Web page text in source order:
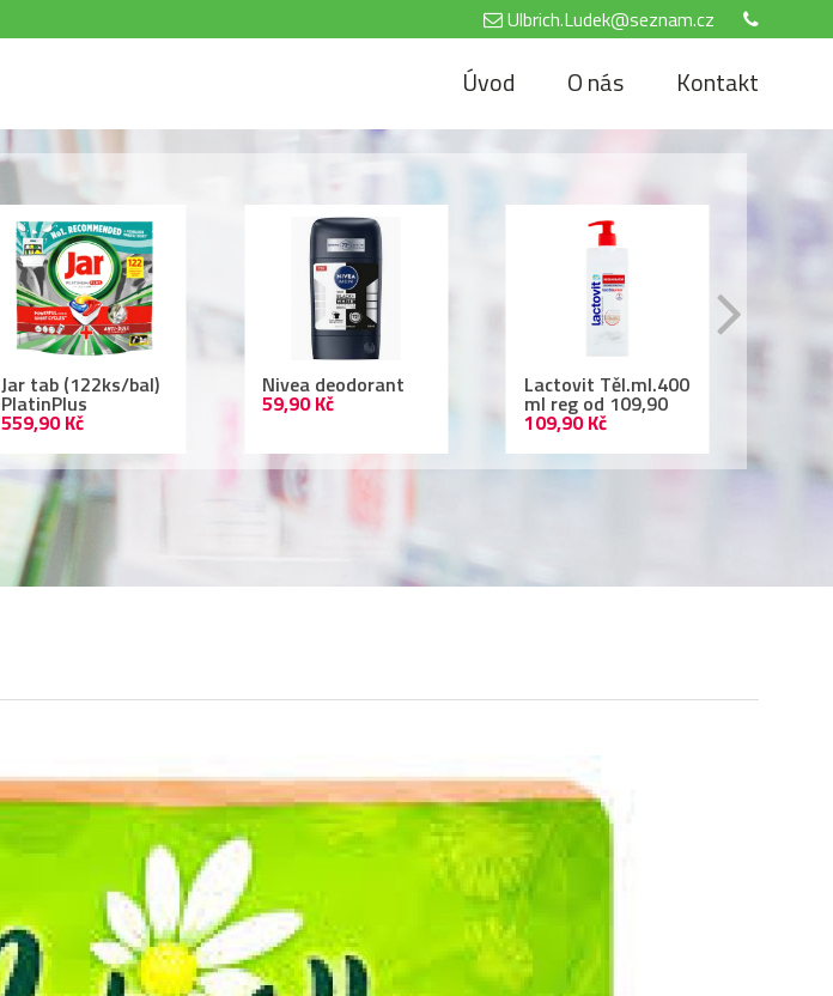
Ulbrich.Ludek@seznam.cz
Úvod O nás Kontakt
Nivea deodorant
59,90 Kč
Lactovit Těl.ml.400
ml reg od 109,90
109,90 Kč
Air Wick 250ml
69,90 Kč